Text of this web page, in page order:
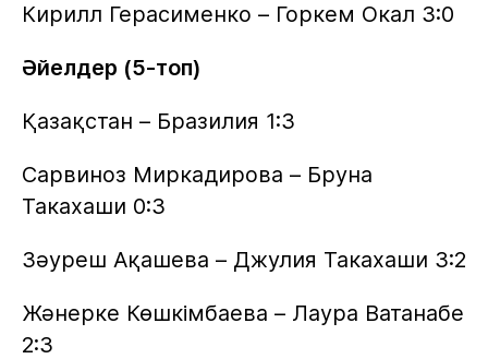
Кирилл Герасименко – Горкем Окал 3:0
Әйелдер (5-топ)
Қазақстан – Бразилия 1:3
Сарвиноз Миркадирова – Бруна
Такахаши 0:3
Зәуреш Ақашева – Джулия Такахаши 3:2
Жәнерке Көшкімбаева – Лаура Ватанабе
2:3